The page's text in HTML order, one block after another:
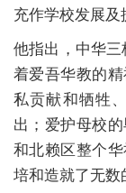
充作学校发展及
他指出，中华
着爱吾华教的
私贡献和牺牲
出；爱护母校
和北赖区整个
培和造就了无数